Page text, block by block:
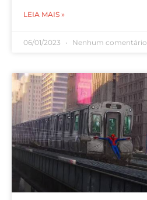
LEIA MAIS »
06/01/2023 Nenhum comentário